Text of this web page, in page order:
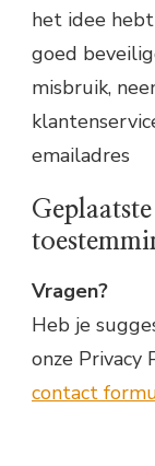
het idee
goed
misbruik,
emailadres
Vragen?
Heb je
onze Privacy
contact